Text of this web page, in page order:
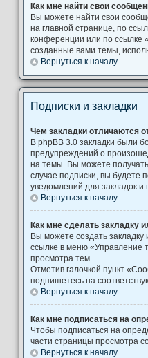
Как мне найти свои
Вы можете найти свои
на главной странице, по
конференции или по ссылке
созданные вами темы,
Вернуться к началу
Подписки и закладки
Чем закладки отличаются
В phpBB 3.0 закладки были
предупреждений о
на темы. Вы можете
случае подписки, вы будете
уведомлений для закладок и
Вернуться к началу
Как мне сделать закладку
Вы можете создать
ссылке в меню «Управление
просмотра тем.
Отметив галочкой пункт
подпишетесь на
Вернуться к началу
Как мне подписаться на
Чтобы подписаться на
части страницы просмотра
Вернуться к началу